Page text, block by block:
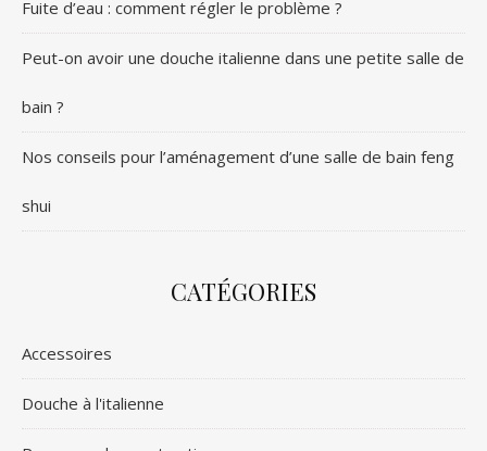
Fuite d’eau : comment régler le problème ?
Peut-on avoir une douche italienne dans une petite salle de
bain ?
Nos conseils pour l’aménagement d’une salle de bain feng
shui
CATÉGORIES
Accessoires
Douche à l'italienne